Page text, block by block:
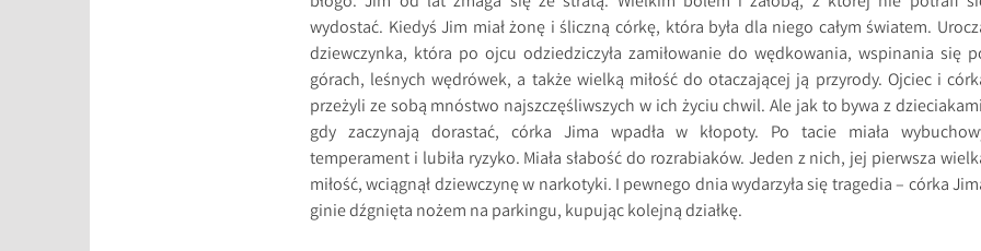
wydostać. Kiedyś Jim miał żonę i śliczną córkę, która była dla niego całym światem.
dziewczynka, która po ojcu odziedziczyła zamiłowanie do wędkowania, wspinania się
górach, leśnych wędrówek, a także wielką miłość do otaczającej ją przyrody. Ojciec i
przeżyli ze sobą mnóstwo najszczęśliwszych w ich życiu chwil. Ale jak to bywa z
gdy zaczynają dorastać, córka Jima wpadła w kłopoty. Po tacie miała
temperament i lubiła ryzyko. Miała słabość do rozrabiaków. Jeden z nich, jej pierwsza
miłość, wciągnął dziewczynę w narkotyki. I pewnego dnia wydarzyła się tragedia – córka
ginie dźgnięta nożem na parkingu, kupując kolejną działkę.